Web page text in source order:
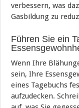
verbessern, was
Gasbildung zu
Führen Sie ein
Wenn Ihre
sein, Ihre
eines Tagebuchs
aufzudecken.